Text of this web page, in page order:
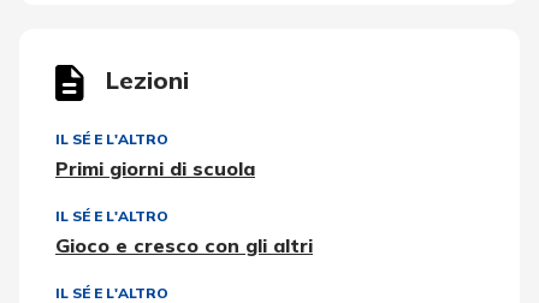
Lezioni
IL SÉ E L'ALTRO
Primi giorni di scuola
IL SÉ E L'ALTRO
Gioco e cresco con gli altri
IL SÉ E L'ALTRO